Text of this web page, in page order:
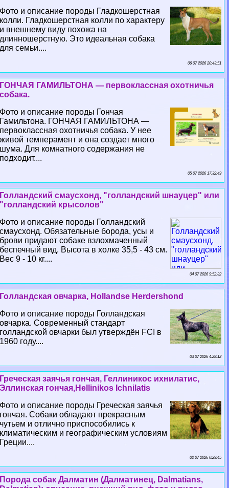
Фото и описание породы Гладкошерстная
колли. Гладкошерстная колли по хаpaктеру
и внешнему виду похожа на
длинношерстную. Это идеальная собака
для семьи....
06 07 2026 20:43:51
ГОНЧАЯ ГАМИЛЬТОНА — первоклассная охотничья
собака.
Фото и описание породы Гончая
Гамильтона. ГОНЧАЯ ГАМИЛЬТОНА —
первоклассная охотничья собака. У нее
живой темперамент и она создает много
шума. Для комнатного содержания не
подходит....
05 07 2026 17:32:49
Голландский смаусхонд, "голландский шнауцер" или
"голландский крысолов"
Фото и описание породы Голландский
смаусхонд. Обязательные борода, усы и
брови придают собаке взлохмаченный
беспечный вид. Высота в холке 35,5 - 43 см.
Вес 9 - 10 кг....
04 07 2026 9:52:32
Голландская овчарка, Hollandse Herdershond
Фото и описание породы Голландская
овчарка. Современный стандарт
голландской овчарки был утверждён FCI в
1960 году....
03 07 2026 4:28:12
Греческая заячья гончая, Геллиникос ихнилатис,
Эллинская гончая,Hellinikos Ichnilatis
Фото и описание породы Греческая заячья
гончая. Собаки обладают прекрасным
чутьем и отлично приспособились к
климатическим и географическим условиям
Греции....
02 07 2026 0:29:45
Порода собак Далматин (Далматинец, Dalmatians,